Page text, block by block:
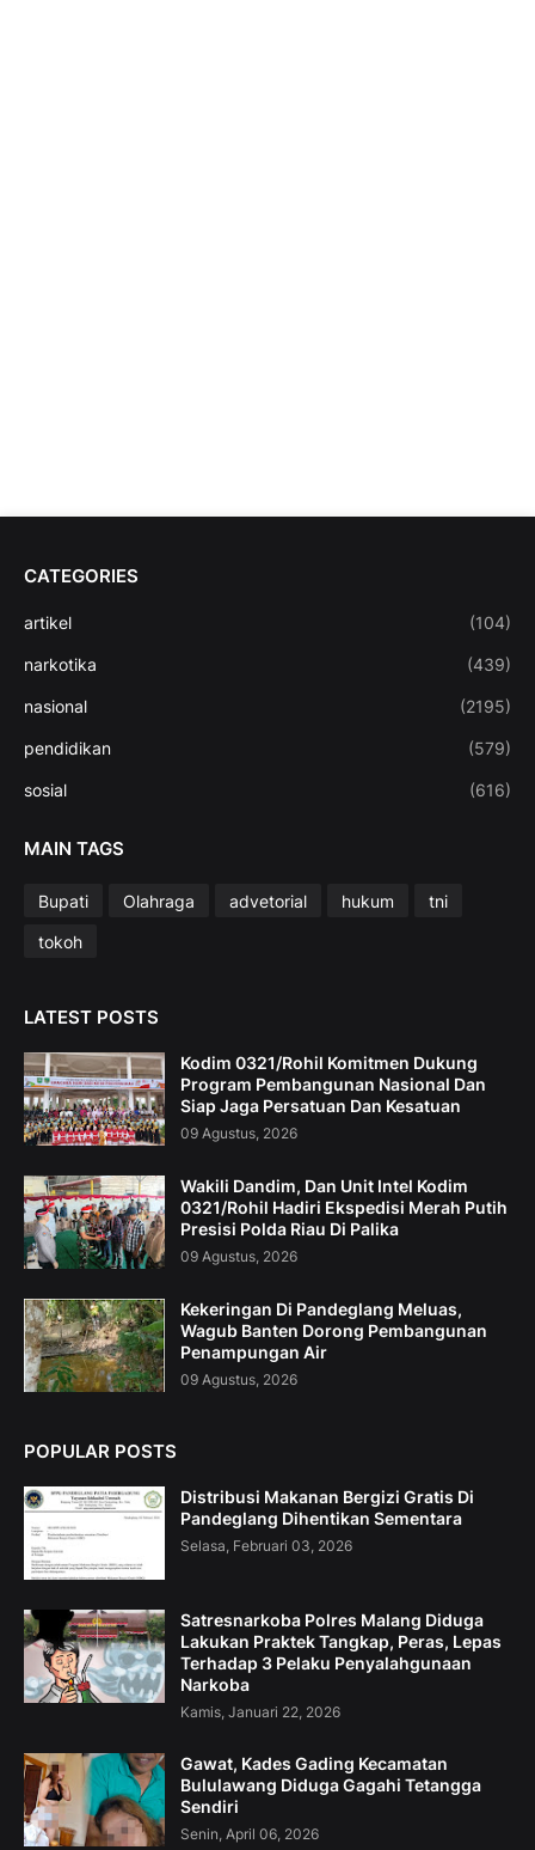
CATEGORIES
artikel (104)
narkotika (439)
nasional (2195)
pendidikan (579)
sosial (616)
MAIN TAGS
Bupati Olahraga advetorial hukum
tni
tokoh
LATEST POSTS
Kodim 0321/Rohil Komitmen Dukung
Program Pembangunan Nasional Dan
Siap Jaga Persatuan Dan Kesatuan
09 Agustus, 2026
Wakili Dandim, Dan Unit Intel Kodim
0321/Rohil Hadiri Ekspedisi Merah Putih
Presisi Polda Riau Di Palika
09 Agustus, 2026
Kekeringan Di Pandeglang Meluas,
Wagub Banten Dorong Pembangunan
Penampungan Air
09 Agustus, 2026
POPULAR POSTS
Distribusi Makanan Bergizi Gratis Di
Pandeglang Dihentikan Sementara
Selasa, Februari 03, 2026
Satresnarkoba Polres Malang Diduga
Lakukan Praktek Tangkap, Peras, Lepas
Terhadap 3 Pelaku Penyalahgunaan
Narkoba
Kamis, Januari 22, 2026
Gawat, Kades Gading Kecamatan
Bululawang Diduga Gagahi Tetangga
Sendiri
Senin, April 06, 2026